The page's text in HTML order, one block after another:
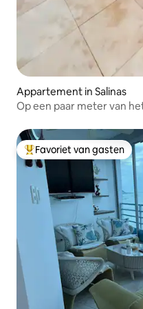
Appartement in Salinas
Op een paar meter van
Topfavoriet van gasten
Favoriet van gasten